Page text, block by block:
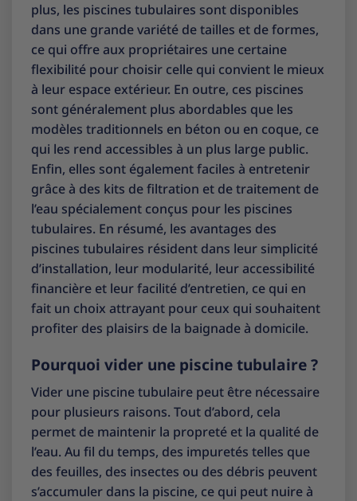
plus, les piscines tubulaires sont disponibles
dans une grande variété de tailles et de formes,
ce qui offre aux propriétaires une certaine
flexibilité pour choisir celle qui convient le mieux
à leur espace extérieur. En outre, ces piscines
sont généralement plus abordables que les
modèles traditionnels en béton ou en coque, ce
qui les rend accessibles à un plus large public.
Enfin, elles sont également faciles à entretenir
grâce à des kits de filtration et de traitement de
l’eau spécialement conçus pour les piscines
tubulaires. En résumé, les avantages des
piscines tubulaires résident dans leur simplicité
d’installation, leur modularité, leur accessibilité
financière et leur facilité d’entretien, ce qui en
fait un choix attrayant pour ceux qui souhaitent
profiter des plaisirs de la baignade à domicile.
Pourquoi vider une piscine tubulaire ?
Vider une piscine tubulaire peut être nécessaire
pour plusieurs raisons. Tout d’abord, cela
permet de maintenir la propreté et la qualité de
l’eau. Au fil du temps, des impuretés telles que
des feuilles, des insectes ou des débris peuvent
s’accumuler dans la piscine, ce qui peut nuire à